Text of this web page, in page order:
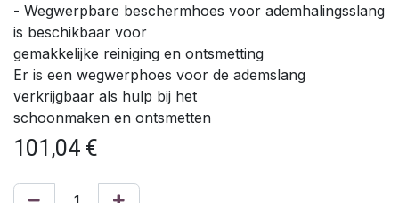
- Wegwerpbare beschermhoes voor ademhalingsslang
is beschikbaar voor
gemakkelijke reiniging en ontsmetting
Er is een wegwerphoes voor de ademslang
verkrijgbaar als hulp bij het
schoonmaken en ontsmetten
101,04 €